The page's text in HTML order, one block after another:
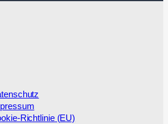
Richtlinie (EU)